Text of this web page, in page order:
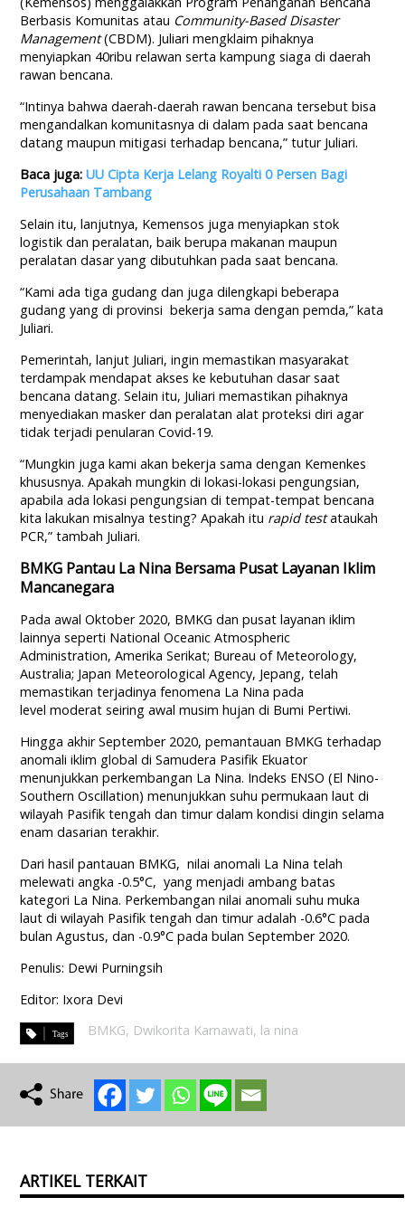
Berbasis Komunitas atau Community-Based Disaster
Management (CBDM). Juliari mengklaim pihaknya
menyiapkan 40ribu relawan serta kampung siaga di daerah
rawan bencana.
“Intinya bahwa daerah-daerah rawan bencana tersebut bisa
mengandalkan komunitasnya di dalam pada saat bencana
datang maupun mitigasi terhadap bencana,” tutur Juliari.
Baca juga:UU Cipta Kerja Lelang Royalti 0 Persen Bagi
Perusahaan Tambang
Selain itu, lanjutnya, Kemensos juga menyiapkan stok
logistik dan peralatan, baik berupa makanan maupun
peralatan dasar yang dibutuhkan pada saat bencana.
“Kami ada tiga gudang dan juga dilengkapi beberapa
gudang yang di provinsi bekerja sama dengan pemda,” kata
Juliari.
Pemerintah, lanjut Juliari, ingin memastikan masyarakat
terdampak mendapat akses ke kebutuhan dasar saat
bencana datang. Selain itu, Juliari memastikan pihaknya
menyediakan masker dan peralatan alat proteksi diri agar
tidak terjadi penularan Covid-19.
“Mungkin juga kami akan bekerja sama dengan Kemenkes
khususnya. Apakah mungkin di lokasi-lokasi pengungsian,
apabila ada lokasi pengungsian di tempat-tempat bencana
kita lakukan misalnya testing? Apakah itu rapid testataukah
PCR,” tambah Juliari.
BMKG Pantau La Nina Bersama Pusat Layanan Iklim
Mancanegara
Pada awal Oktober 2020, BMKG dan pusat layanan iklim
lainnya seperti National Oceanic Atmospheric
Administration, Amerika Serikat; Bureau of Meteorology,
Australia; Japan Meteorological Agency, Jepang, telah
memastikan terjadinya fenomena La Nina pada
level moderat seiring awal musim hujan di Bumi Pertiwi.
Hingga akhir September 2020, pemantauan BMKG terhadap
anomali iklim global di Samudera Pasifik Ekuator
menunjukkan perkembangan La Nina. Indeks ENSO (El Nino-
Southern Oscillation) menunjukkan suhu permukaan laut di
wilayah Pasifik tengah dan timur dalam kondisi dingin selama
enam dasarian terakhir.
Dari hasil pantauan BMKG, nilai anomali La Nina telah
melewati angka -0.5°C, yang menjadi ambang batas
kategori La Nina. Perkembangan nilai anomali suhu muka
laut di wilayah Pasifik tengah dan timur adalah -0.6°C pada
bulan Agustus, dan -0.9°C pada bulan September 2020.
Penulis: Dewi Purningsih
Editor: Ixora Devi
BMKG, Dwikorita Karnawati, la nina
ARTIKEL TERKAIT